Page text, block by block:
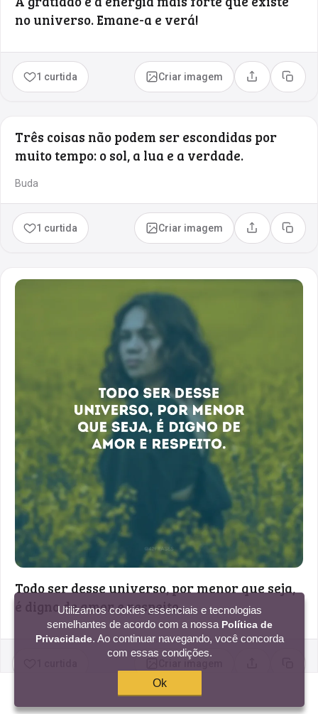
no universo. Emane-a e verá!
1 curtida Criar imagem Compartilhar
Copiar
Três coisas não podem ser escondidas por
muito tempo: o sol, a lua e a verdade.
Buda
1 curtida Criar imagem Compartilhar
Copiar
Todo ser desse universo, por menor que seja,
é digno de amor e respeito.
Compartilhar
Copiar
Utilizamos cookies essenciais e tecnologias
semelhantes de acordo com a nossa Política de
Privacidade. Ao continuar navegando, você concorda
com essas condições.
Ok